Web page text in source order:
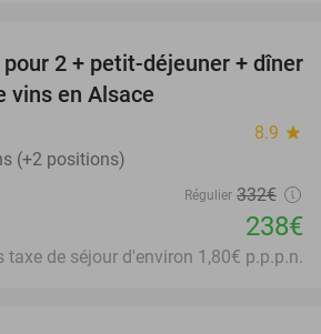
28%
2 + petit-déjeuner + dîner
vins en Alsace
8.9 star
(+2 positions)
Régulier 332€
238€
taxe de séjour d'environ 1,80€ p.p.p.n.